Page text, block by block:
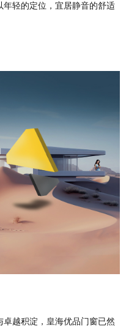
年轻的定位，宜居静音的舒适
越积淀，皇海优品门窗已然